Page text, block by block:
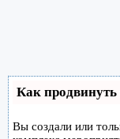
Как продвинуть
Вы создали или